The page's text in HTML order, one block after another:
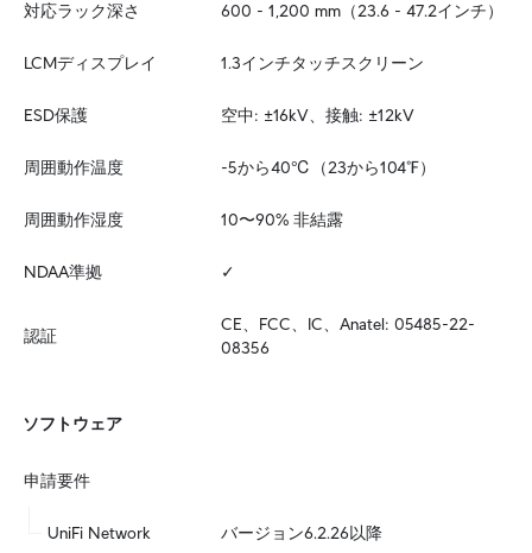
対応ラック深さ 600 - 1,200 mm（23.6 - 47.2インチ）
LCMディスプレイ 1.3インチタッチスクリーン
ESD保護 空中: ±16kV、接触: ±12kV
周囲動作温度 -5から40℃（23から104℉）
周囲動作湿度 10〜90% 非結露
NDAA準拠 ✓
認証
CE、FCC、IC、Anatel: 05485-22-
08356
ソフトウェア
申請要件
UniFi Network バージョン6.2.26以降